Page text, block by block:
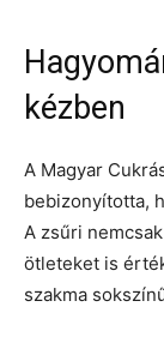
kézben
A Magyar
bebizonyította,
A zsűri
ötleteket is
szakma